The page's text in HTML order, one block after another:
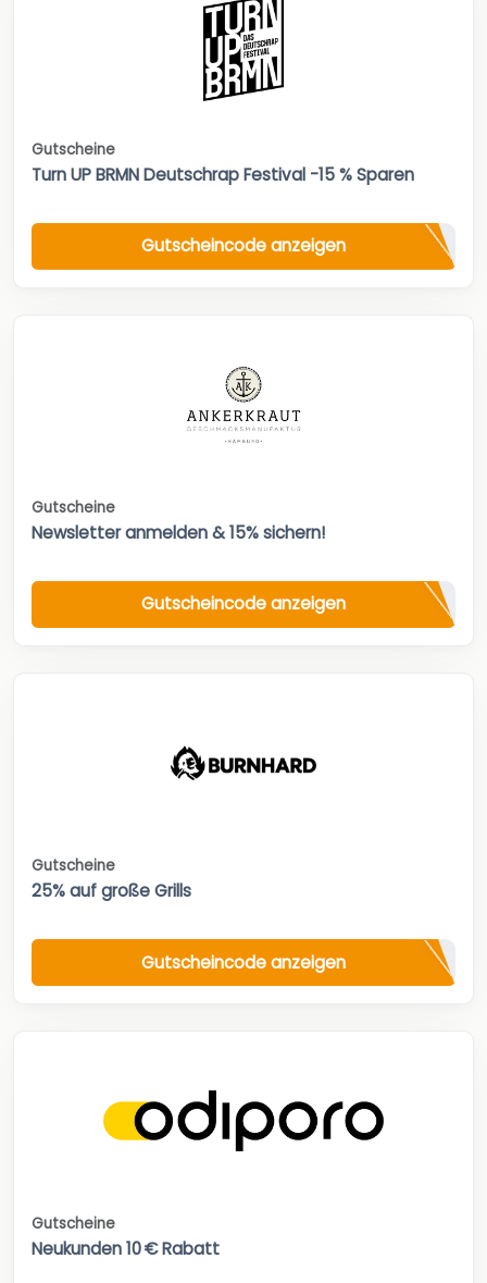
Gutscheine
Turn UP BRMN Deutschrap Festival -15 % Sparen
Gutscheincode anzeigen
Gutscheine
Newsletter anmelden & 15% sichern!
Gutscheincode anzeigen
Gutscheine
25% auf große Grills
Gutscheincode anzeigen
Gutscheine
Neukunden 10 € Rabatt